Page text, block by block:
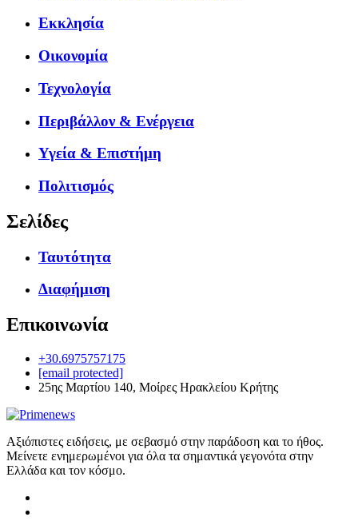
Εκκλησία
Οικονομία
Τεχνολογία
Περιβάλλον & Ενέργεια
Υγεία & Επιστήμη
Πολιτισμός
Σελίδες
Ταυτότητα
Διαφήμιση
Επικοινωνία
+30.6975757175
[email protected]
25ης Μαρτίου 140, Μοίρες Ηρακλείου Κρήτης
Αξιόπιστες ειδήσεις, με σεβασμό στην παράδοση και το ήθος.
Μείνετε ενημερωμένοι για όλα τα σημαντικά γεγονότα στην
Ελλάδα και τον κόσμο.